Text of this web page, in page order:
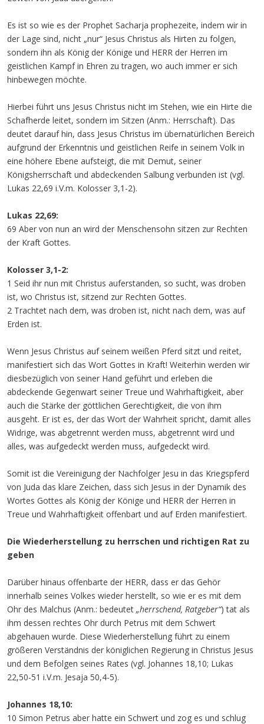
Es ist so wie es der Prophet Sacharja prophezeite, indem wir in
der Lage sind, nicht „nur“ Jesus Christus als Hirten zu folgen,
sondern ihn als König der Könige und HERR der Herren im
geistlichen Kampf in Ehren zu tragen, wo auch immer er sich
hinbewegen möchte.
Hierbei führt uns Jesus Christus nicht im Stehen, wie ein Hirte die
Schafherde leitet, sondern im Sitzen (Anm.: Herrschaft). Das
deutet darauf hin, dass Jesus Christus im übernatürlichen Bereich
aufgrund der Erkenntnis und geistlichen Reife in seinem Volk in
eine höhere Ebene aufsteigt, die mit Demut, seiner
Königsherrschaft und abdeckenden Salbung verbunden ist (vgl.
Lukas 22,69 i.V.m. Kolosser 3,1-2).
Lukas 22,69:
69 Aber von nun an wird der Menschensohn sitzen zur Rechten
der Kraft Gottes.
Kolosser 3,1-2:
1 Seid ihr nun mit Christus auferstanden, so sucht, was droben
ist, wo Christus ist, sitzend zur Rechten Gottes.
2 Trachtet nach dem, was droben ist, nicht nach dem, was auf
Erden ist.
Wenn Jesus Christus auf seinem weißen Pferd sitzt und reitet,
manifestiert sich das Wort Gottes in Kraft! Weiterhin werden wir
diesbezüglich von seiner Hand geführt und erleben die
abdeckende Gegenwart seiner Treue und Wahrhaftigkeit, aber
auch die Stärke der göttlichen Gerechtigkeit, die von ihm
ausgeht. Er ist es, der das Wort der Wahrheit spricht, damit alles
Widrige, was abgetrennt werden muss, abgetrennt wird und
alles, was aufgedeckt werden muss, aufgedeckt wird.
Somit ist die Vereinigung der Nachfolger Jesu in das Kriegspferd
von Juda das klare Zeichen, dass sich Jesus in der Dynamik des
Wortes Gottes als König der Könige und HERR der Herren in
Treue und Wahrhaftigkeit offenbart und auf Erden manifestiert.
Die Wiederherstellung zu herrschen und richtigen Rat zu
geben
Darüber hinaus offenbarte der HERR, dass er das Gehör
innerhalb seines Volkes wieder herstellt, so wie er es mit dem
Ohr des Malchus (Anm.: bedeutet „herrschend, Ratgeber“) tat als
ihm dessen rechtes Ohr durch Petrus mit dem Schwert
abgehauen wurde. Diese Wiederherstellung führt zu einem
größeren Verständnis der königlichen Regierung in Christus Jesus
und dem Befolgen seines Rates (vgl. Johannes 18,10; Lukas
22,50-51 i.V.m. Jesaja 50,4-5).
Johannes 18,10:
10 Simon Petrus aber hatte ein Schwert und zog es und schlug